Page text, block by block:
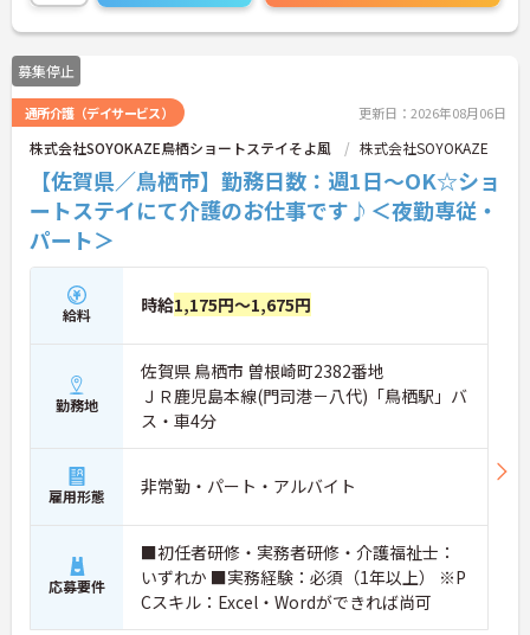
募集停止
通所介護（デイサービス） 更新日：2026年08月06日
株式会社SOYOKAZE鳥栖ショートステイそよ風 株式会社SOYOKAZE
【佐賀県／鳥栖市】勤務日数：週1日～OK☆ショ
ートステイにて介護のお仕事です♪＜夜勤専従・
パート＞
給料 時給1,175円～1,675円
勤務地
佐賀県 鳥栖市 曽根崎町2382番地
ＪＲ鹿児島本線(門司港－八代)「鳥栖駅」バ
ス・車4分
雇用形態 非常勤・パート・アルバイト
応募要件
■初任者研修・実務者研修・介護福祉士：
いずれか ■実務経験：必須（1年以上） ※P
Cスキル：Excel・Wordができれば尚可